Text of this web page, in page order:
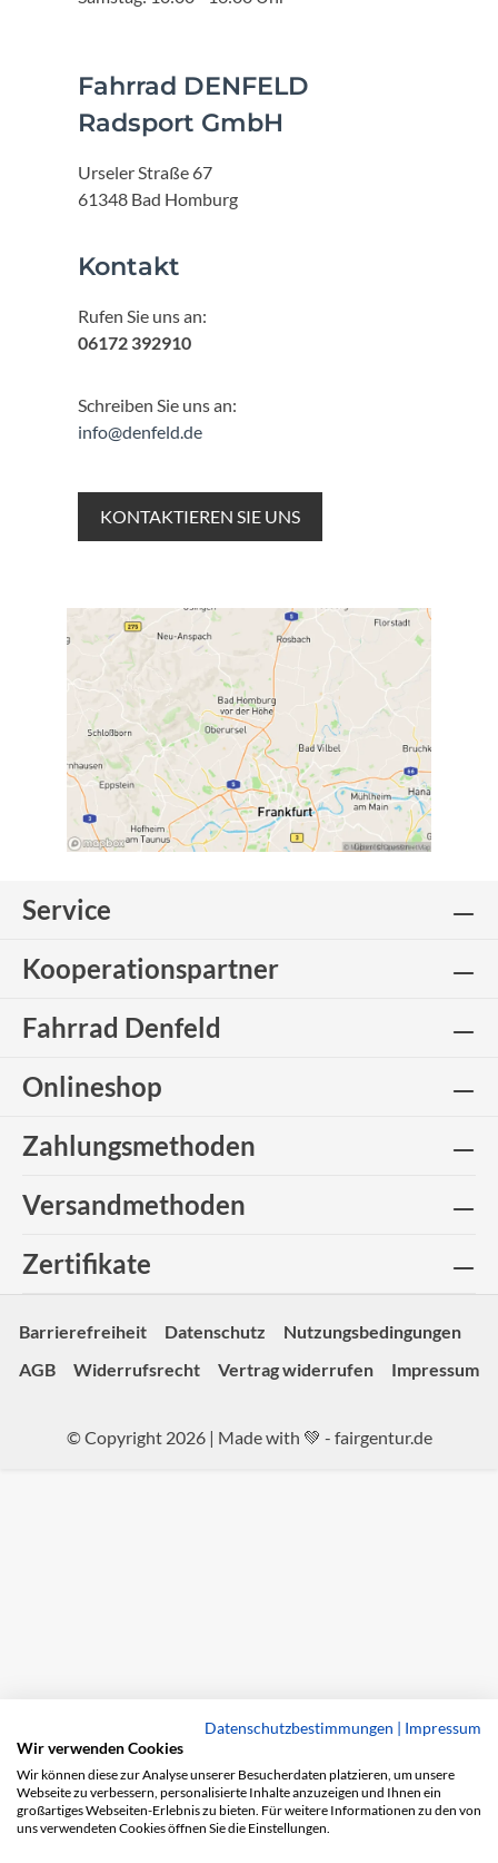
Fahrrad DENFELD
Radsport GmbH
Urseler Straße 67
61348 Bad Homburg
Kontakt
Rufen Sie uns an:
06172 392910
Schreiben Sie uns an:
info@denfeld.de
KONTAKTIEREN SIE UNS
Service
Kooperationspartner
Fahrrad Denfeld
Onlineshop
Zahlungsmethoden
Versandmethoden
Zertifikate
Barrierefreiheit Datenschutz
Nutzungsbedingungen
AGB
Widerrufsrecht Vertrag widerrufen Impressum
© Copyright 2026 | Made with 💚 - fairgentur.de
Datenschutzbestimmungen | Impressum
Wir verwenden Cookies
Wir können diese zur Analyse unserer Besucherdaten platzieren, um unsere
Webseite zu verbessern, personalisierte Inhalte anzuzeigen und Ihnen ein
großartiges Webseiten-Erlebnis zu bieten. Für weitere Informationen zu den von
uns verwendeten Cookies öffnen Sie die Einstellungen.